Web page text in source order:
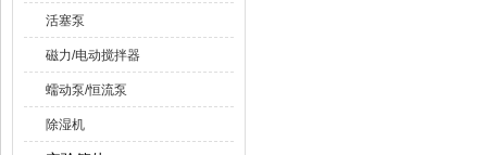
活塞泵
磁力/电动搅拌器
蠕动泵/恒流泵
除湿机